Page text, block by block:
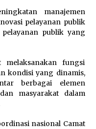
Cipta Musik di Era
Pencatatan
Royalti
manajemen
pelayanan publik
publik yang
melaksanakan fungsi
kondisi yang dinamis,
berbagai elemen
masyarakat dalam
nasional Camat